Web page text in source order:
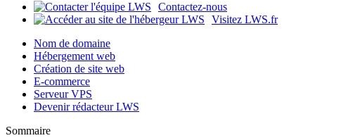
Contactez-nous
Visitez LWS.fr
Nom de domaine
Hébergement web
Création de site web
E-commerce
Serveur VPS
Devenir rédacteur LWS
Sommaire